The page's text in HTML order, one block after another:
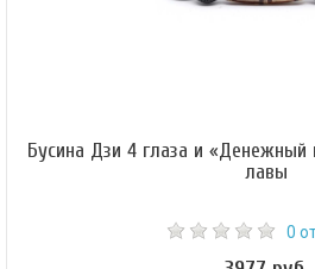
Бусина Дзи 4 глаза и «Денежный
лавы
0